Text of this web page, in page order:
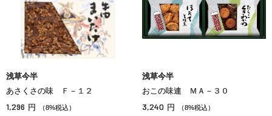
浅草今半
あさくさの味 Ｆ－１２
1,296 円 （8%税込）
浅草今半
おこの味連 ＭＡ－３０
3,240 円 （8%税込）